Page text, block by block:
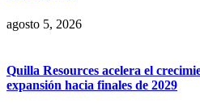
agosto 5, 2026
Quilla Resources acelera el
expansión hacia finales de 2029